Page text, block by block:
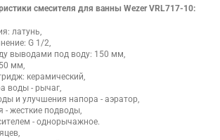
смесителя для ванны Wezer VRL717-10:
латунь,
G 1/2,
выводами под воду: 150 мм,
мм,
керамический,
воды - рычаг,
и улучшения напора - аэратор,
- жесткие подводы,
- однорычажное.